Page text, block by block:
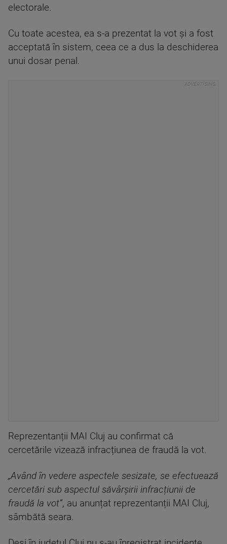
electorale.
Cu toate acestea, ea s-a prezentat la vot și a fost
acceptată în sistem, ceea ce a dus la deschiderea
unui dosar penal.
Reprezentanții MAI Cluj au confirmat că
cercetările vizează infracțiunea de fraudă la vot.
„Având în vedere aspectele sesizate, se efectuează
cercetări sub aspectul săvârșirii infracțiunii de
fraudă la vot”, au anunțat reprezentanții MAI Cluj,
sâmbătă seara.